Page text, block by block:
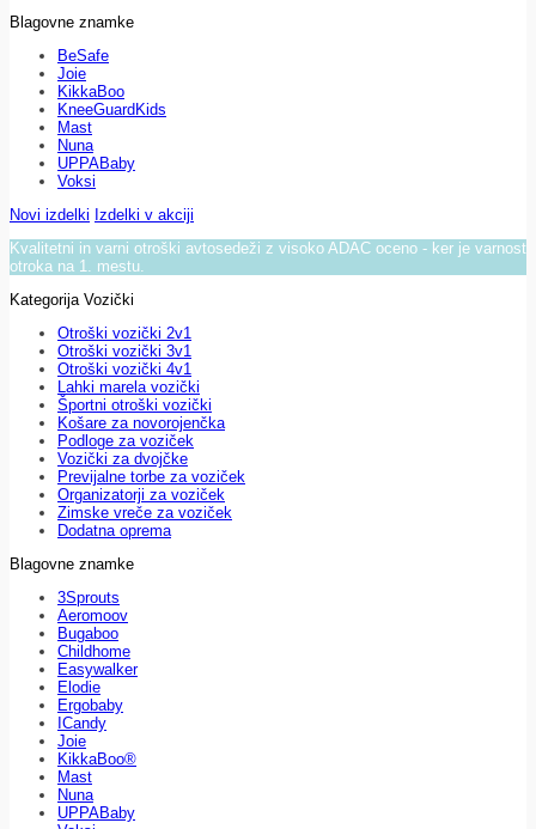
Blagovne znamke
BeSafe
Joie
KikkaBoo
KneeGuardKids
Mast
Nuna
UPPABaby
Voksi
Novi izdelki Izdelki v akciji
Kvalitetni in varni otroški avtosedeži z visoko ADAC oceno - ker je varnost
otroka na 1. mestu.
Kategorija Vozički
Otroški vozički 2v1
Otroški vozički 3v1
Otroški vozički 4v1
Lahki marela vozički
Športni otroški vozički
Košare za novorojenčka
Podloge za voziček
Vozički za dvojčke
Previjalne torbe za voziček
Organizatorji za voziček
Zimske vreče za voziček
Dodatna oprema
Blagovne znamke
3Sprouts
Aeromoov
Bugaboo
Childhome
Easywalker
Elodie
Ergobaby
ICandy
Joie
KikkaBoo®
Mast
Nuna
UPPABaby